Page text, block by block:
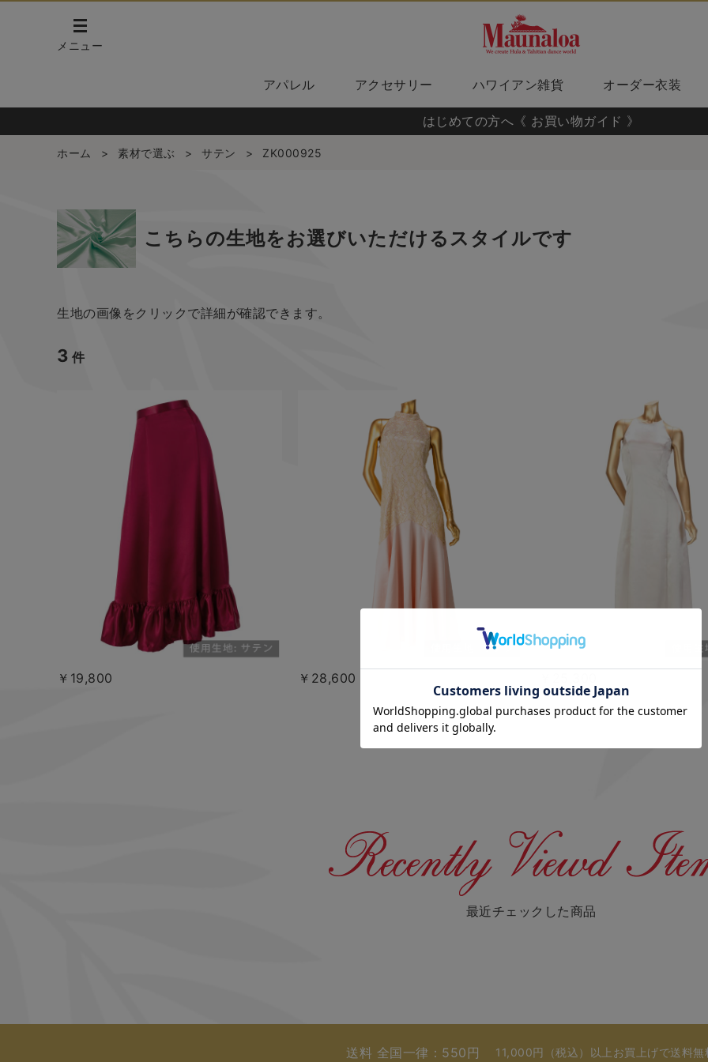
メニュー
アパレル アクセサリー ハワイアン雑貨 オーダー衣装
はじめての方へ《 お買い物ガイド 》
ホーム > 素材で選ぶ > サテン > ZK000925
こちらの生地をお選びいただけるスタイルです
生地の画像をクリックで詳細が確認できます。
3 件
￥19,800 ￥28,600
最近チェックした商品
送料 全国一律：550円 11,000円（税込）以上お買上げで送料無